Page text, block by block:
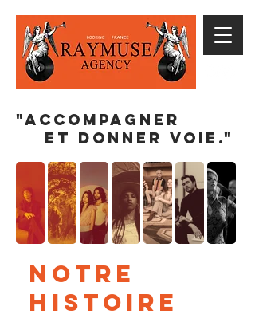
"Accompagner
et donner voie."
Notre
histoire